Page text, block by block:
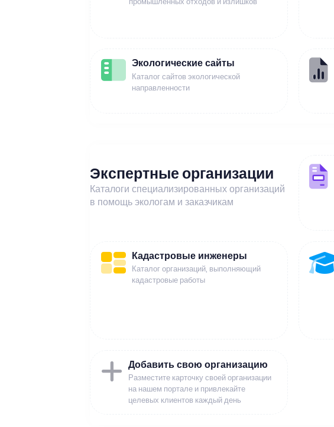
Экологические сайты
Каталог сайтов экологической
направленности
Экспертные организации
Каталоги специализированных организаций
в помощь экологам и заказчикам
Кадастровые инженеры
Каталог организаций, выполняющий
кадастровые работы
Добавить свою организацию
Разместите карточку своей организации
на нашем портале и привлекайте
целевых клиентов каждый день